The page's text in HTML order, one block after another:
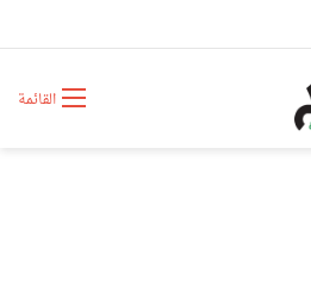
القائمة